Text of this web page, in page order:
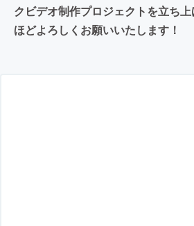
クビデオ制作プロジェクトを立ち
ほどよろしくお願いいたします︎︎︎︎︎︎！